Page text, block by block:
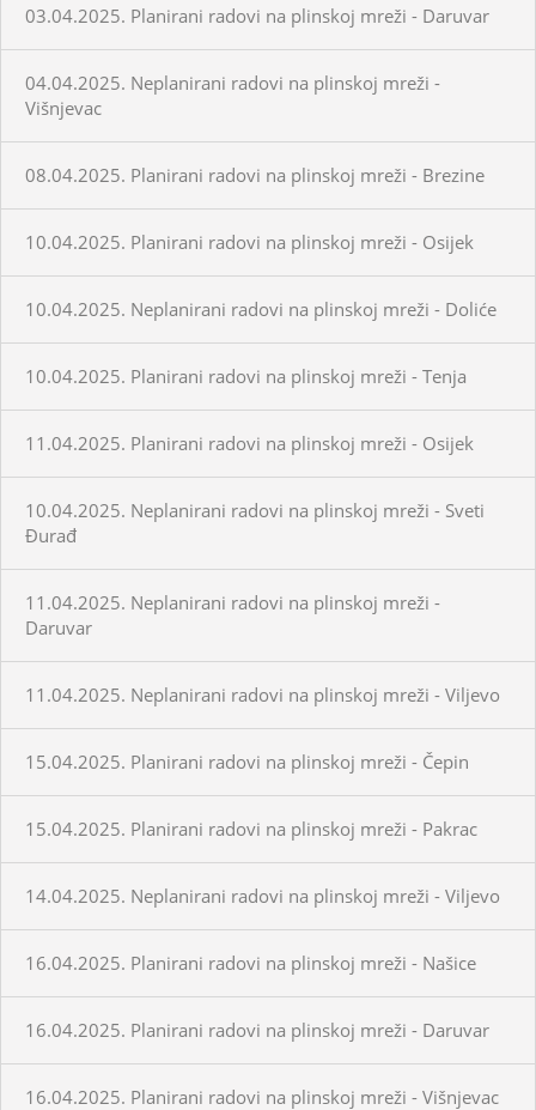
03.04.2025. Planirani radovi na plinskoj mreži - Daruvar
04.04.2025. Neplanirani radovi na plinskoj mreži -
Višnjevac
08.04.2025. Planirani radovi na plinskoj mreži - Brezine
10.04.2025. Planirani radovi na plinskoj mreži - Osijek
10.04.2025. Neplanirani radovi na plinskoj mreži - Doliće
10.04.2025. Planirani radovi na plinskoj mreži - Tenja
11.04.2025. Planirani radovi na plinskoj mreži - Osijek
10.04.2025. Neplanirani radovi na plinskoj mreži - Sveti
Đurađ
11.04.2025. Neplanirani radovi na plinskoj mreži -
Daruvar
11.04.2025. Neplanirani radovi na plinskoj mreži - Viljevo
15.04.2025. Planirani radovi na plinskoj mreži - Čepin
15.04.2025. Planirani radovi na plinskoj mreži - Pakrac
14.04.2025. Neplanirani radovi na plinskoj mreži - Viljevo
16.04.2025. Planirani radovi na plinskoj mreži - Našice
16.04.2025. Planirani radovi na plinskoj mreži - Daruvar
16.04.2025. Planirani radovi na plinskoj mreži - Višnjevac